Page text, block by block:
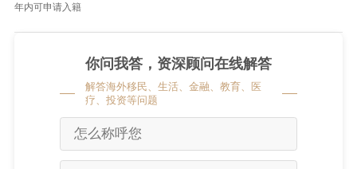
年内可申请入籍
你问我答，资深顾问在线解答
解答海外移民、生活、金融、教育、医
疗、投资等问题